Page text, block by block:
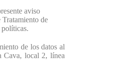
aviso
de
de los datos al
Cava, local 2, línea